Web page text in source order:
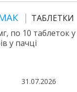
ТАБЛЕТКИ
по 10 таблеток у
у пачці
31.07.2026